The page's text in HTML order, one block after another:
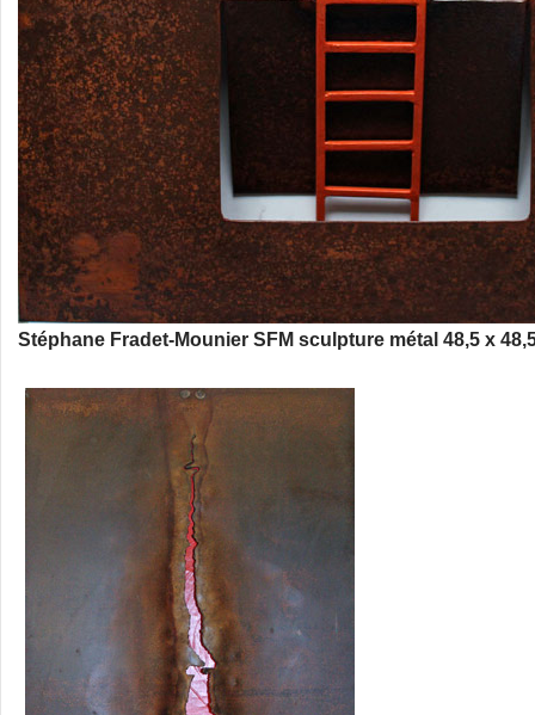
Stéphane Fradet-Mounier SFM sculpture métal 48,5 x